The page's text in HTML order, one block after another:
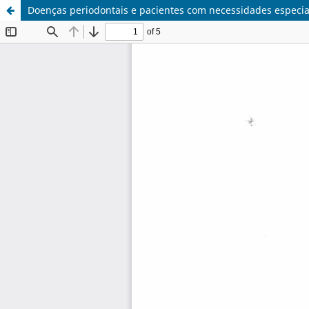
Doenças periodontais e pacientes com necessidades